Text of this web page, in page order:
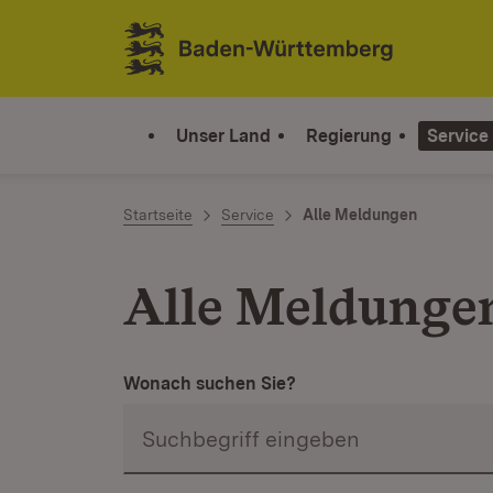
Zum Inhalt springen
Link zur Startseite
Unser Land Regierung Service
Startseite Service Alle Meldungen
Alle
Wonach suchen Sie?